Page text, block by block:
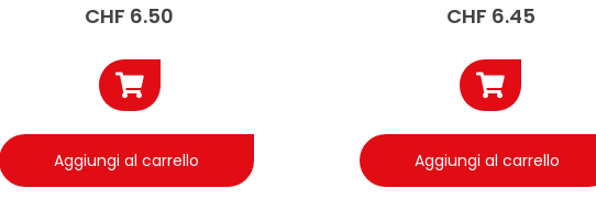
CHF 6.50
Aggiungi al carrello
CHF 6.45
Aggiungi al carrello